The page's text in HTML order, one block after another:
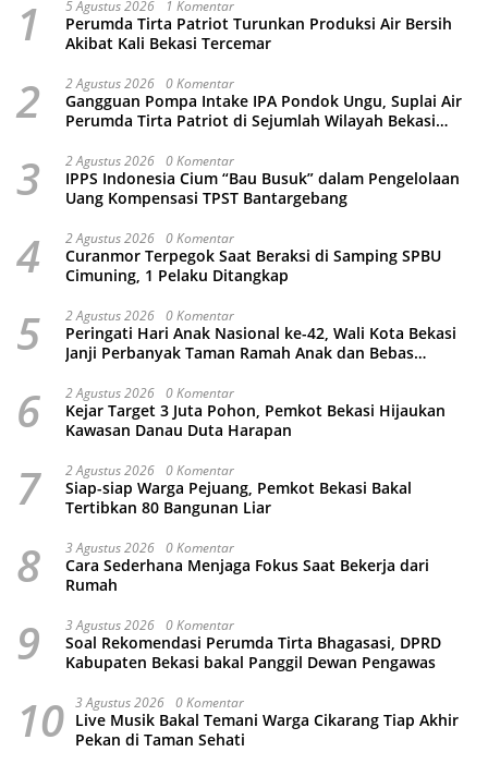
1 5 Agustus 2026 1 Komentar
Perumda Tirta Patriot Turunkan Produksi Air Bersih
Akibat Kali Bekasi Tercemar
2 2 Agustus 2026 0 Komentar
Gangguan Pompa Intake IPA Pondok Ungu, Suplai Air
Perumda Tirta Patriot di Sejumlah Wilayah Bekasi
3 2 Agustus 2026 0 Komentar
IPPS Indonesia Cium “Bau Busuk” dalam Pengelolaan
Uang Kompensasi TPST Bantargebang
4 2 Agustus 2026 0 Komentar
Curanmor Terpegok Saat Beraksi di Samping SPBU
Cimuning, 1 Pelaku Ditangkap
5 2 Agustus 2026 0 Komentar
Peringati Hari Anak Nasional ke-42, Wali Kota Bekasi
Janji Perbanyak Taman Ramah Anak dan Bebas
6 2 Agustus 2026 0 Komentar
Kejar Target 3 Juta Pohon, Pemkot Bekasi Hijaukan
Kawasan Danau Duta Harapan
7 2 Agustus 2026 0 Komentar
Siap-siap Warga Pejuang, Pemkot Bekasi Bakal
Tertibkan 80 Bangunan Liar
8 3 Agustus 2026 0 Komentar
Cara Sederhana Menjaga Fokus Saat Bekerja dari
Rumah
9 3 Agustus 2026 0 Komentar
Soal Rekomendasi Perumda Tirta Bhagasasi, DPRD
Kabupaten Bekasi bakal Panggil Dewan Pengawas
10 3 Agustus 2026 0 Komentar
Live Musik Bakal Temani Warga Cikarang Tiap Akhir
Pekan di Taman Sehati